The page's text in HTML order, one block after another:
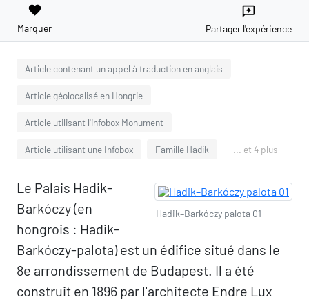
favorite
Marquer
reviews
Partager l'expérience
Article contenant un appel à traduction en anglais
Article géolocalisé en Hongrie
Article utilisant l'infobox Monument
Article utilisant une Infobox Famille Hadik ... et 4 plus
Hadik–Barkóczy palota 01
Le Palais Hadik-
Barkóczy (en
hongrois : Hadik-
Barkóczy-palota) est un édifice situé dans le
8e arrondissement de Budapest. Il a été
construit en 1896 par l'architecte Endre Lux